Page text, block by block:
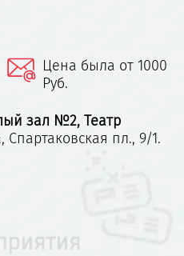
Цена была от 1000
Руб.
зал №2, Театр
Спартаковская пл., 9/1.